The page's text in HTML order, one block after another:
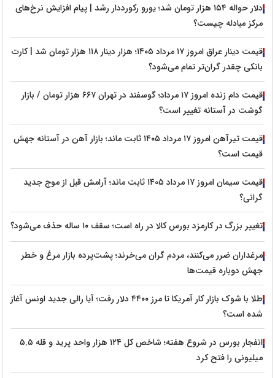
دلار حواله ۱۵۴ هزار تومان شد؛ یورو رکورددار رشد | پیام افزایش نرخ‌های
مرکز مبادله چیست؟
قیمت دینار عراق امروز ۱۷ مرداد ۱۴۰۵؛ هزار دینار ۱۱۸ هزار تومان شد | کارت
بانکی چقدر گران‌تر تمام می‌شود؟
قیمت دام زنده امروز ۱۷ مرداد؛ گوسفند در تهران ۶۶۷ هزار تومان / بازار
گوشت در آستانه تغییر است؟
قیمت تیرآهن امروز ۱۷ مرداد ۱۴۰۵ ثابت ماند؛ بازار آهن در آستانه جهش
قیمت است؟
قیمت سیمان امروز ۱۷ مرداد ۱۴۰۵ ثابت ماند؛ آرامش قبل از موج جدید
گرانی؟
تغییر بزرگ در کارمزد بورس کالا در راه است؛ سقف ۱۰ ساله حذف می‌شود؟
مرغداران ضرر می‌کنند، مردم گران می‌خرند؛ پشت‌پرده بازار مرغ و خطر
جهش دوباره قیمت‌ها
طلا با شوک بازار کار آمریکا تا مرز ۴۴۰۰ دلار رفت؛ آیا رالی جدید اونس آغاز
شده است؟
انفجار بورس در شروع هفته؛ شاخص کل ۱۲۴ هزار واحد پرید و قله ۵.۵
میلیونی را فتح کرد